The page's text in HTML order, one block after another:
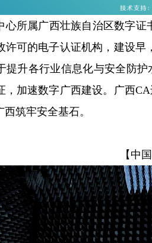
心所属广西壮族自治区数字证
许可的电子认证机构，建设
提升各行业信息化与安全防
，加速数字广西建设。广西
筑牢安全基石。
【中